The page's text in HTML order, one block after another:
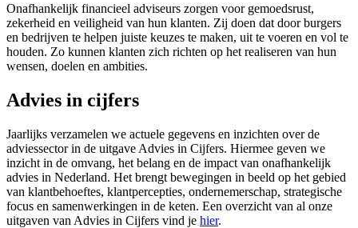
Onafhankelijk financieel adviseurs zorgen voor gemoedsrust,
zekerheid en veiligheid van hun klanten. Zij doen dat door burgers
en bedrijven te helpen juiste keuzes te maken, uit te voeren en vol te
houden. Zo kunnen klanten zich richten op het realiseren van hun
wensen, doelen en ambities.
Advies in cijfers
Jaarlijks verzamelen we actuele gegevens en inzichten over de
adviessector in de uitgave Advies in Cijfers. Hiermee geven we
inzicht in de omvang, het belang en de impact van onafhankelijk
advies in Nederland. Het brengt bewegingen in beeld op het gebied
van klantbehoeftes, klantpercepties, ondernemerschap, strategische
focus en samenwerkingen in de keten. Een overzicht van al onze
uitgaven van Advies in Cijfers vind je hier.